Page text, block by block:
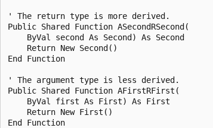
' The return type is more derived.
Public Shared Function ASecondRSecond(
    ByVal second As Second) As Second
    Return New Second()
End Function
' The argument type is less derived.
Public Shared Function AFirstRFirst(
    ByVal first As First) As First
    Return New First()
End Function